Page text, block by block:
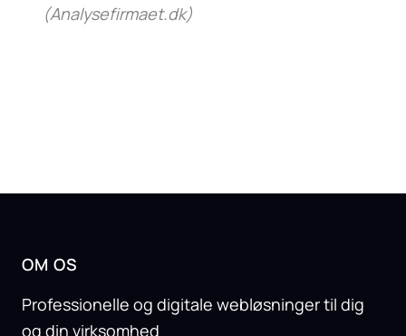
(Analysefirmaet.dk)
OM OS
Professionelle og digitale webløsninger til dig
og din virksomhed